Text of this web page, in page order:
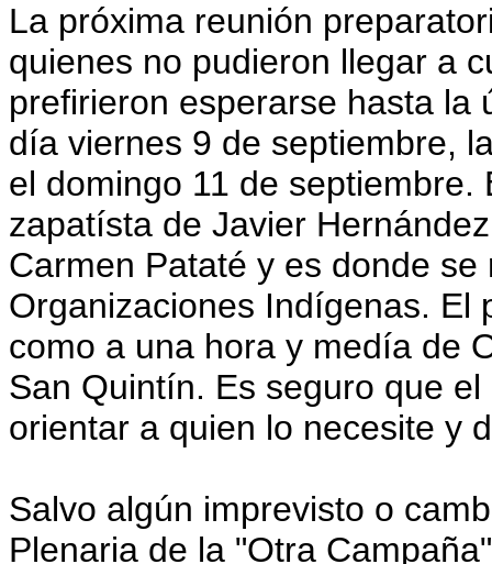
La próxima reunión
quienes no pudieron llegar a
prefirieron esperarse hasta la
día viernes 9 de septiembre,
el domingo 11 de
zapatísta de Javier
Carmen Pataté y es donde
Organizaciones Indígenas. El
como a una hora y medía de
San Quintín. Es seguro que
orientar a quien lo necesite y
Salvo algún imprevisto o
Plenaria de la "Otra